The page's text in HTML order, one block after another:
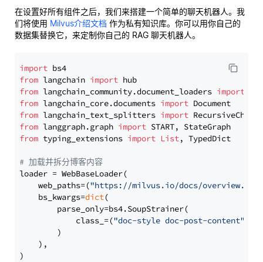
在设置好所有组件之后，我们来搭建一个简单的聊天机器人。我
们将使用 Milvus介绍文档 作为私有知识库。你可以用你自己的
数据集替换它，来定制你自己的 RAG 聊天机器人。
import
from langchain import
from langchain_community.document_loaders import
from langchain_core.documents import
from langchain_text_splitters import
from langgraph.graph import
from typing_extensions import List, TypedDict
# 加载并拆分博客内容
loader = WebBaseLoader(
    web_paths=(
"https://milvus.io/docs/overview.md"
    bs_kwargs=
dict(
        parse_only=bs4.SoupStrainer(
            class_=(
"doc-style doc-post-content"
        )
    ),
)